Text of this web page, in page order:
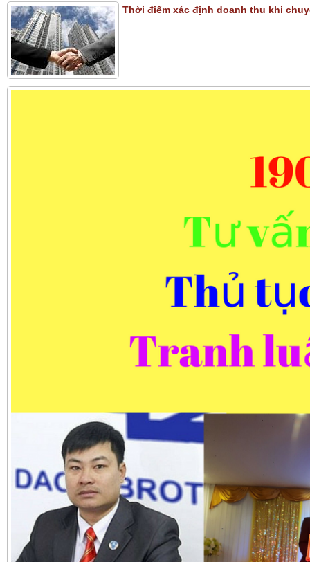
Thời điểm xác định doanh thu khi